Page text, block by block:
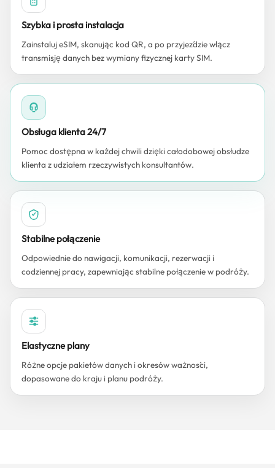
Szybka i prosta instalacja
Zainstaluj eSIM, skanując kod QR, a po przyjeździe włącz
transmisję danych bez wymiany fizycznej karty SIM.
Obsługa klienta 24/7
Pomoc dostępna w każdej chwili dzięki całodobowej obsłudze
klienta z udziałem rzeczywistych konsultantów.
Stabilne połączenie
Odpowiednie do nawigacji, komunikacji, rezerwacji i
codziennej pracy, zapewniając stabilne połączenie w podróży.
Elastyczne plany
Różne opcje pakietów danych i okresów ważności,
dopasowane do kraju i planu podróży.